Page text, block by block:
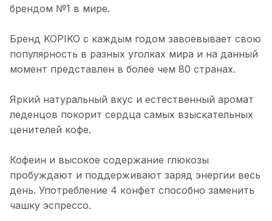
брендом №1 в мире.
Бренд KOPIKO с каждым годом завоевывает свою
популярность в разных уголках мира и на данный
момент представлен в более чем 80 странах.
Яркий натуральный вкус и естественный аромат
леденцов покорит сердца самых взыскательных
ценителей кофе.
Кофеин и высокое содержание глюкозы
пробуждают и поддерживают заряд энергии весь
день. Употребление 4 конфет способно заменить
чашку эспрессо.